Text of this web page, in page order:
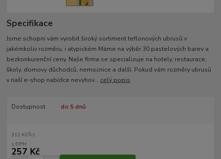
Specifikace
Jsme schopni vám vyrobit široký sortiment teflonových ubrusů v
jakémkoliv rozměru, i atypickém Máme na výběr 30 pastelových barev a
bezkonkurenční ceny. Naše firma se specializuje na hotely, restaurace,
školy, domovy důchodců, nemocnice a další. Pokud vám rozměry ubrusů
v naší e-shop nabídce nevyhov... celý popis
Dostupnost do 5 dnů
311 Kč/ks
257 Kč